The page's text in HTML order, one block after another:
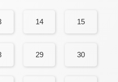
14 15
29 30